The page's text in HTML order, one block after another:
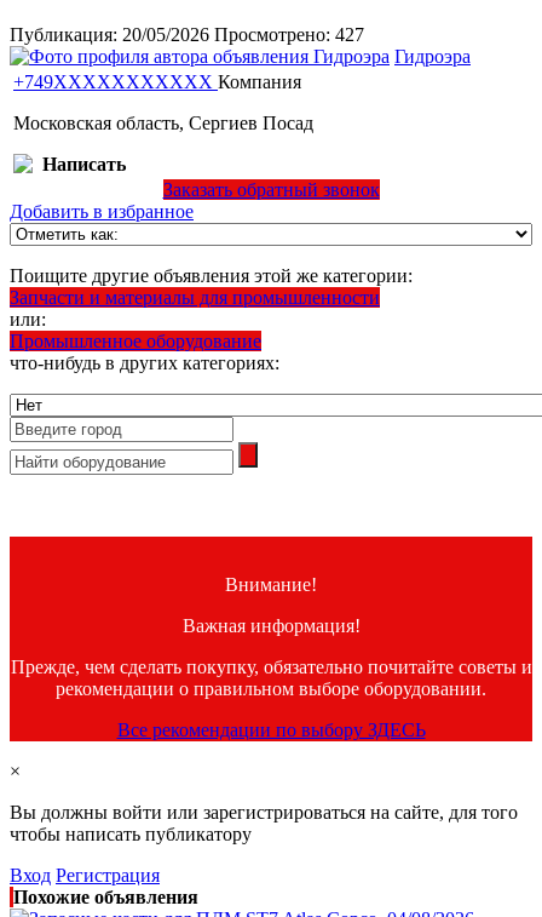
Публикация: 20/05/2026 Просмотрено: 427
Гидроэра
+749XXXXXXXXXXX Компания
Московская область, Сергиев Посад
Написать
Заказать обратный звонок
Добавить в избранное
Поищите другие объявления этой же категории:
Запчасти и материалы для промышленности
или:
Промышленное оборудование
что-нибудь в других категориях:
Внимание!
Важная информация!
Прежде, чем сделать покупку, обязательно почитайте советы и
рекомендации о правильном выборе оборудовании.
Все рекомендации по выбору ЗДЕСЬ
×
Вы должны войти или зарегистрироваться на сайте, для того
чтобы написать публикатору
Вход Регистрация
Похожие объявления